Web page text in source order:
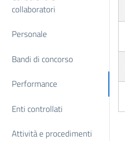
collaboratori
Personale
Bandi di concorso
Performance
Enti controllati
Attività e procedimenti